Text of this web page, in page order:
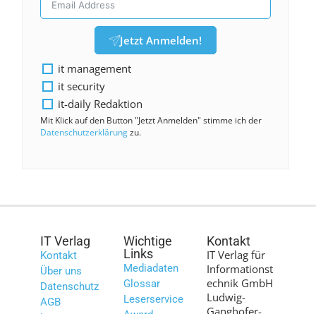
Jetzt Anmelden!
it management
it security
it-daily Redaktion
Mit Klick auf den Button "Jetzt Anmelden" stimme ich der
Datenschutzerklärungzu.
IT Verlag
Kontakt
Über uns
Datenschutz
AGB
Wichtige
Links
Mediadaten
Glossar
Leserservice
Kontakt
IT Verlag für
Informationst
echnik GmbH
Ludwig-
Ganghofer-